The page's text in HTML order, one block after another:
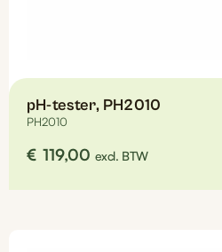
pH-tester, PH2010
PH2010
€ 119,00 excl. BTW